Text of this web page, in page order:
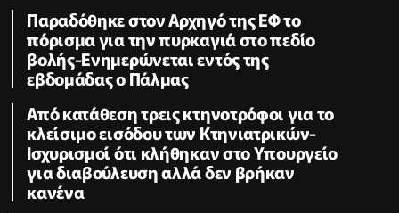
Παραδόθηκε στον Αρχηγό της ΕΦ το
πόρισμα για την πυρκαγιά στο πεδίο
βολής-Ενημερώνεται εντός της
εβδομάδας ο Πάλμας
Από κατάθεση τρεις κτηνοτρόφοι για το
κλείσιμο εισόδου των Κτηνιατρικών-
Ισχυρισμοί ότι κλήθηκαν στο Υπουργείο
για διαβούλευση αλλά δεν βρήκαν
κανένα